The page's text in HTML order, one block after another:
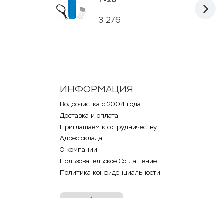
3 276
ИНФОРМАЦИЯ
Водоочистка с 2004 года
Доставка и оплата
Приглашаем к сотрудничеству
Адрес склада
О компании
Пользовательское Соглашение
Политика конфиденциальности